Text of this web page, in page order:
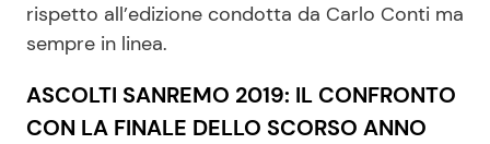
rispetto all’edizione condotta da Carlo Conti ma
sempre in linea.
ASCOLTI SANREMO 2019: IL CONFRONTO
CON LA FINALE DELLO SCORSO ANNO